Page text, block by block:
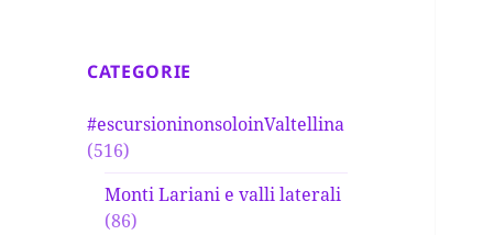
CATEGORIE
#escursioninonsoloinValtellina
(516)
Monti Lariani e valli laterali
(86)